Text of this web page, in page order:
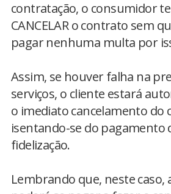
contratação, o consumidor
CANCELAR o contrato sem
pagar nenhuma multa por
Assim, se houver falha na
serviços, o cliente estará
o imediato cancelamento do
isentando-se do pagamento
fidelização.
Lembrando que, neste caso,